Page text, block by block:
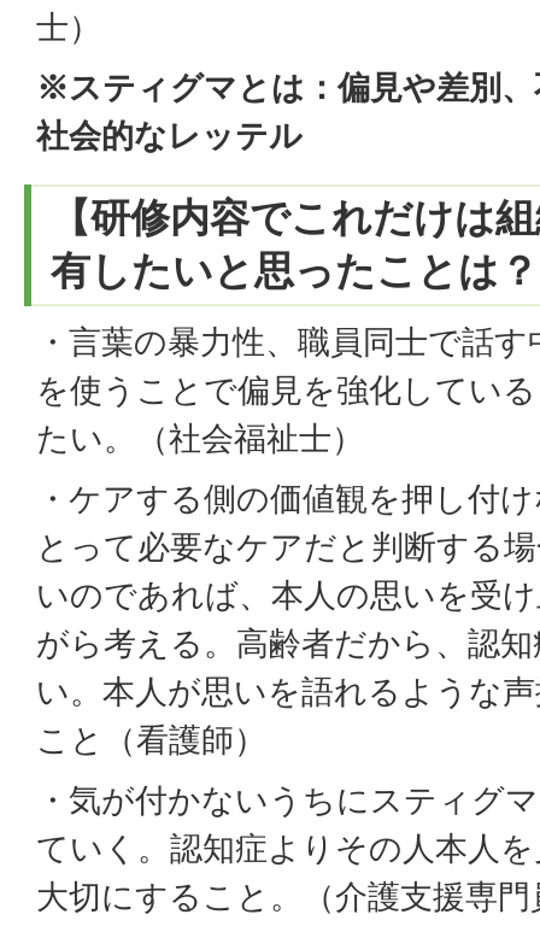
士）
※スティグマとは：偏見や差別
社会的なレッテル
【研修内容でこれだけは
有したいと思ったことは
・言葉の暴力性、職員同士で話
を使うことで偏見を強化してい
たい。（社会福祉士）
・ケアする側の価値観を押し付
とって必要なケアだと判断する
いのであれば、本人の思いを受
がら考える。高齢者だから、認
い。本人が思いを語れるような
こと（看護師）
・気が付かないうちにスティグ
ていく。認知症よりその人本人
大切にすること。（介護支援専門